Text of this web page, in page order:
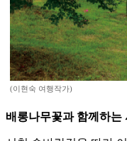
(이현숙 여행작가)
배롱나무꽃과 함께하는